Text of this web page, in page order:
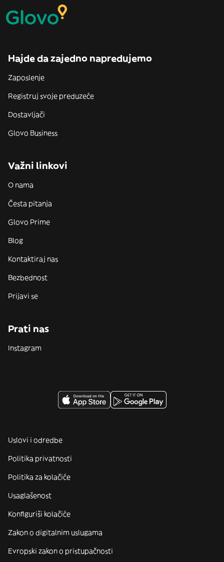
Hajde da zajedno napredujemo
Zaposlenje
Registruj svoje preduzeće
Dostavljači
Glovo Business
Važni linkovi
O nama
Česta pitanja
Glovo Prime
Blog
Kontaktiraj nas
Bezbednost
Prijavi se
Prati nas
Instagram
Uslovi i odredbe
Politika privatnosti
Politika za kolačiće
Usaglašenost
Konfiguriši kolačiće
Zakon o digitalnim uslugama
Evropski zakon o pristupačnosti